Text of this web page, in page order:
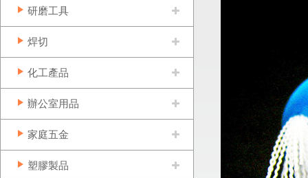
研磨工具
焊切
化工產品
辦公室用品
家庭五金
塑膠製品